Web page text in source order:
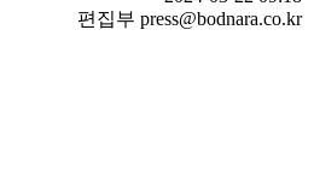
편집부 press@bodnara.co.kr